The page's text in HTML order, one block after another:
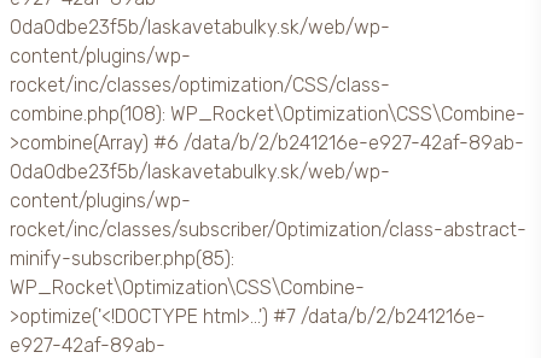
0da0dbe23f5b/laskavetabulky.sk/web/wp-
content/plugins/wp-
rocket/inc/classes/optimization/CSS/class-
combine.php(108): WP_Rocket\Optimization\CSS\Combine-
>combine(Array) #6 /data/b/2/b241216e-e927-42af-89ab-
0da0dbe23f5b/laskavetabulky.sk/web/wp-
content/plugins/wp-
rocket/inc/classes/subscriber/Optimization/class-abstract-
minify-subscriber.php(85):
WP_Rocket\Optimization\CSS\Combine-
>optimize('<!DOCTYPE html>...') #7 /data/b/2/b241216e-
e927-42af-89ab-